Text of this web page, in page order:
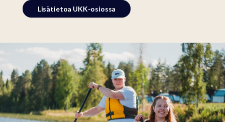
Lisätietoa UKK-osiossa